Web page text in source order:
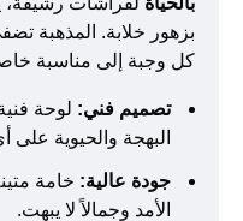
بزهور خلابة. المذهبة
كل وجبة إلى مناسبة
تصميم فني: لوحة
البهجة والحيوية على
جودة عالية: خامة
الأمد وجمالاً لا يبهت.